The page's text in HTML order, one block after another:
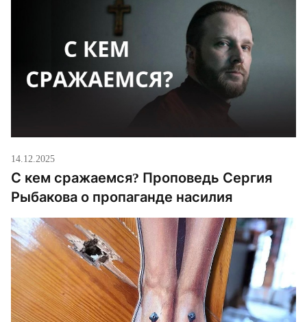
14.12.2025
С кем сражаемся? Проповедь Сергия
Рыбакова о пропаганде насилия